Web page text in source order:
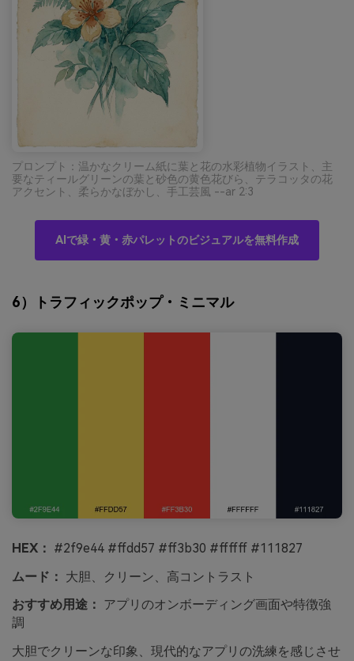
プロンプト：温かなクリーム紙に葉と花の水彩植物イラスト、主
要なティールグリーンの葉と砂色の黄色花びら、テラコッタの花
アクセント、柔らかなぼかし、手工芸風 --ar 2:3
AIで緑・黄・赤パレットのビジュアルを無料作成
6）トラフィックポップ・ミニマル
HEX： #2f9e44 #ffdd57 #ff3b30 #ffffff #111827
ムード： 大胆、クリーン、高コントラスト
おすすめ用途： アプリのオンボーディング画面や特徴強
調
大胆でクリーンな印象、現代的なアプリの洗練を感じさせ